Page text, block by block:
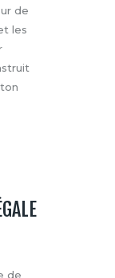
de
les
de